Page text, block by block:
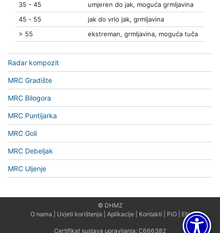
35 - 45
umjeren do jak, moguća grmljavina
45 - 55
jak do vrlo jak, grmljavina
> 55
ekstreman, grmljavina, moguća tuča
Radar kompozit
MRC Gradište
MRC Bilogora
MRC Puntijarka
MRC Goli
MRC Debeljak
MRC Uljenje
© DHMZ
O nama
Uvjeti korištenja Aplikacije Kontakti PiO EN
Certifikat sustava upravljanja: C666382